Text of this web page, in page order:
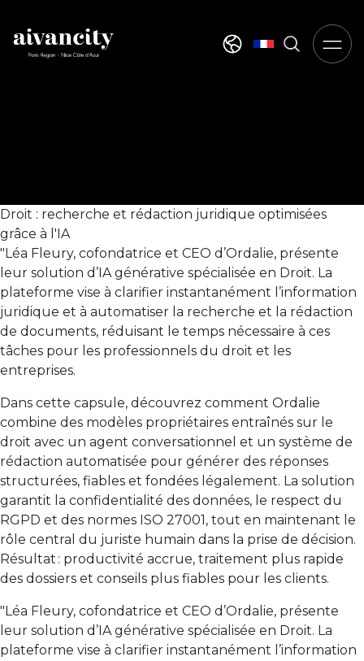
Select your
Droit : recherche et rédaction juridique optimisées
grâce à l'IA
"Léa Fleury, cofondatrice et CEO d’Ordalie, présente
leur solution d’IA générative spécialisée en Droit. La
plateforme vise à clarifier instantanément l’information
juridique et à automatiser la recherche et la rédaction
de documents, réduisant le temps nécessaire à ces
tâches pour les professionnels du droit et les
entreprises.
Dans cette capsule, découvrez comment Ordalie
combine des modèles propriétaires entraînés sur le
droit avec un agent conversationnel et un système de
rédaction automatisée pour générer des réponses
structurées, fiables et fondées légalement. La solution
garantit la confidentialité des données, le respect du
RGPD et des normes ISO 27001, tout en maintenant le
rôle central du juriste humain dans la prise de décision.
Résultat : productivité accrue, traitement plus rapide
des dossiers et conseils plus fiables pour les clients.
"Léa Fleury, cofondatrice et CEO d’Ordalie, présente
leur solution d’IA générative spécialisée en Droit. La
plateforme vise à clarifier instantanément l’information